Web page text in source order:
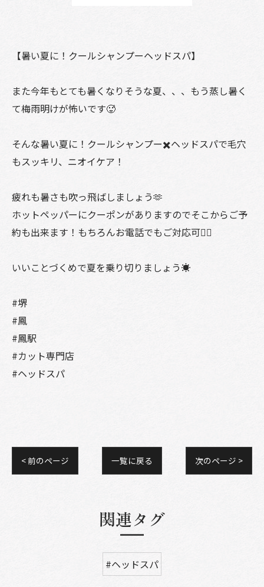
【暑い夏に！クールシャンプーヘッドスパ】
また今年もとても暑くなりそうな夏、、、もう蒸し暑く
て梅雨明けが怖いです🥵
そんな暑い夏に！クールシャンプー✖️ヘッドスパで毛穴
もスッキリ、ニオイケア！
疲れも暑さも吹っ飛ばしましょう🫶
ホットペッパーにクーポンがありますのでそこからご予
約も出来ます！もちろんお電話でもご対応可🙆‍♀️
いいことづくめで夏を乗り切りましょう☀️
#堺
#鳳
#鳳駅
#カット専門店
#ヘッドスパ
< 前のページ 一覧に戻る 次のページ >
関連タグ
#ヘッドスパ